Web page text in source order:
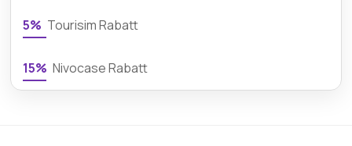
5% Tourisim Rabatt
15% Nivocase Rabatt